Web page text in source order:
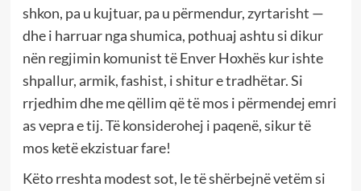
shkon, pa u kujtuar, pa u përmendur, zyrtarisht —
dhe i harruar nga shumica, pothuaj ashtu si dikur
nën regjimin komunist të Enver Hoxhës kur ishte
shpallur, armik, fashist, i shitur e tradhëtar. Si
rrjedhim dhe me qëllim që të mos i përmendej emri
as vepra e tij. Të konsiderohej i paqenë, sikur të
mos ketë ekzistuar fare!
Këto rreshta modest sot, le të shërbejnë vetëm si